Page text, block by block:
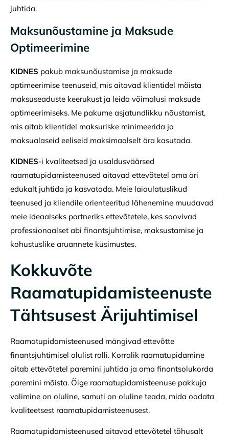
juhtida.
Maksunõustamine ja Maksude
Optimeerimine
KIDNES pakub maksunõustamise ja maksude
optimeerimise teenuseid, mis aitavad klientidel mõista
maksuseaduste keerukust ja leida võimalusi maksude
optimeerimiseks. Me pakume asjatundlikku nõustamist,
mis aitab klientidel maksuriske minimeerida ja
maksualaseid eeliseid maksimaalselt ära kasutada.
KIDNES-i kvaliteetsed ja usaldusväärsed
raamatupidamisteenused aitavad ettevõtetel oma äri
edukalt juhtida ja kasvatada. Meie laiaulatuslikud
teenused ja kliendile orienteeritud lähenemine muudavad
meie ideaalseks partneriks ettevõtetele, kes soovivad
professionaalset abi finantsjuhtimise, maksustamise ja
kohustuslike aruannete küsimustes.
Kokkuvõte
Raamatupidamisteenuste
Tähtsusest Ärijuhtimisel
Raamatupidamisteenused mängivad ettevõtte
finantsjuhtimisel olulist rolli. Korralik raamatupidamine
aitab ettevõtetel paremini juhtida ja oma finantsolukorda
paremini mõista. Õige raamatupidamisteenuse pakkuja
valimine on oluline, samuti on oluline teada, mida oodata
kvaliteetsest raamatupidamisteenusest.
Raamatupidamisteenused aitavad ettevõtetel tõhusalt